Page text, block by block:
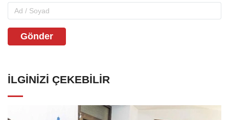
Gönder
İLGINIZI ÇEKEBILIR